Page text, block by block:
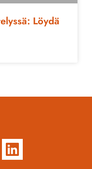
Löydä